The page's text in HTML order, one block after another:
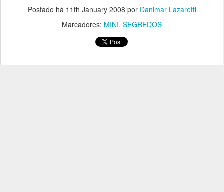
Postado há 11th January 2008 por Danimar Lazaretti
Marcadores: MINI SEGREDOS